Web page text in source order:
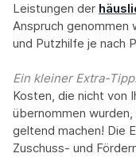
Leistungen der
Anspruch genommen
und Putzhilfe je nach
Ein kleiner Extra-
Kosten, die nicht von
übernommen
geltend machen! Die
Zuschuss- und